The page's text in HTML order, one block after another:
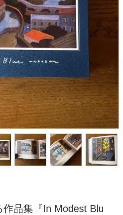
品集『In Modest Blu